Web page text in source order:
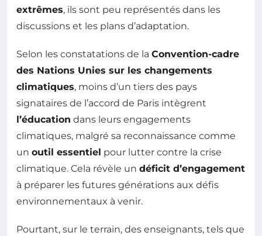
extrêmes, ils sont peu représentés dans les
discussions et les plans d’adaptation.
Selon les constatations de la Convention-cadre
des Nations Unies sur les changements
climatiques, moins d’un tiers des pays
signataires de l’accord de Paris intègrent
l’éducation dans leurs engagements
climatiques, malgré sa reconnaissance comme
un outil essentiel pour lutter contre la crise
climatique. Cela révèle un déficit d’engagement
à préparer les futures générations aux défis
environnementaux à venir.
Pourtant, sur le terrain, des enseignants, tels que